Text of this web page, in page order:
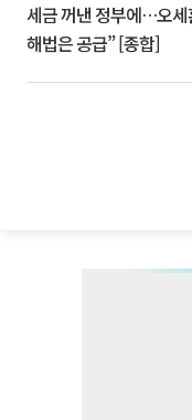
세금 꺼낸 정부에…오세
해법은 공급” [종합]